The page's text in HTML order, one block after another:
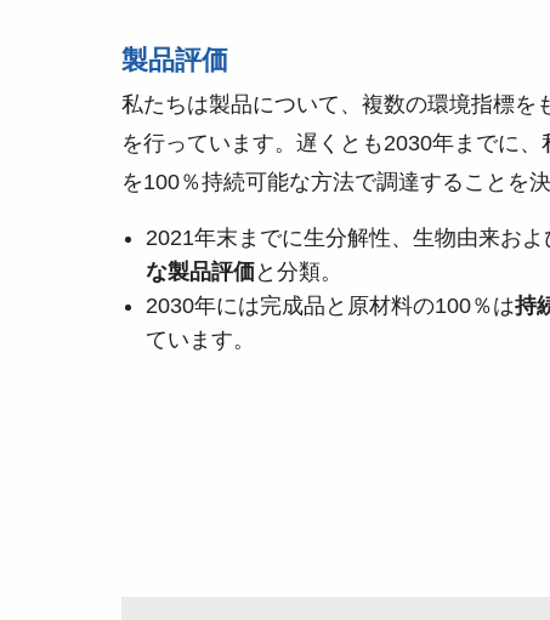
製品評価
私たちは製品について、複数の環境指標を
を行っています。遅くとも2030年までに
を100％持続可能な方法で調達することを
2021年末までに生分解性、生物由来お
な製品評価と分類。
2030年には完成品と原材料の100％は持
ています。